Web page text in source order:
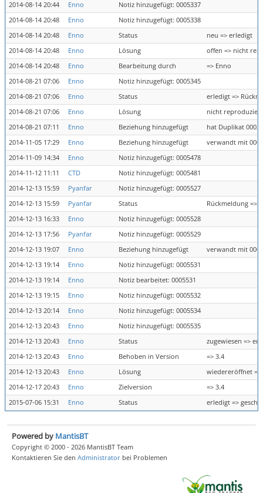
2014-08-14 20:44
Enno
Notiz hinzugefügt: 0005337
2014-08-14 20:48
Enno
Notiz hinzugefügt: 0005338
2014-08-14 20:48
Enno Status
neu => erledigt
2014-08-14 20:48
Enno Lösung
offen => nicht
2014-08-14 20:48
Enno Bearbeitung durch
=> Enno
2014-08-21 07:06
Enno
Notiz hinzugefügt: 0005345
2014-08-21 07:06
Enno Status
erledigt =>
2014-08-21 07:06
Enno Lösung
nicht
2014-08-21 07:11
Enno Beziehung hinzugefügt
hat Duplikat
2014-11-05 17:29
Enno Beziehung hinzugefügt
verwandt mit
2014-11-09 14:34
Enno
Notiz hinzugefügt: 0005478
2014-11-12 11:11
CTD
Notiz hinzugefügt: 0005481
2014-12-13 15:59
Pyanfar
Notiz hinzugefügt: 0005527
2014-12-13 15:59
Pyanfar Status
Rückmeldung =>
2014-12-13 16:33
Enno
Notiz hinzugefügt: 0005528
2014-12-13 17:56
Pyanfar
Notiz hinzugefügt: 0005529
2014-12-13 19:07
Enno Beziehung hinzugefügt
verwandt mit
2014-12-13 19:14
Enno
Notiz hinzugefügt: 0005531
2014-12-13 19:14
Enno
Notiz bearbeitet: 0005531
2014-12-13 19:15
Enno
Notiz hinzugefügt: 0005532
2014-12-13 20:14
Enno
Notiz hinzugefügt: 0005534
2014-12-13 20:43
Enno
Notiz hinzugefügt: 0005535
2014-12-13 20:43
Enno Status
zugewiesen =>
2014-12-13 20:43
Enno Behoben in Version
=> 3.4
2014-12-13 20:43
Enno Lösung
wiedereröffnet
2014-12-17 20:43
Enno Zielversion
=> 3.4
2015-07-06 15:31
Enno Status erledigt =>
Powered by MantisBT
Copyright © 2000 - 2026 MantisBT Team
Kontaktieren Sie den Administrator bei Problemen